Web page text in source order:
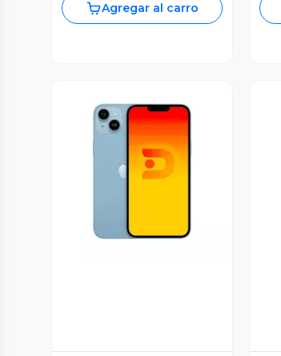
Agregar al carro
Vista Previa